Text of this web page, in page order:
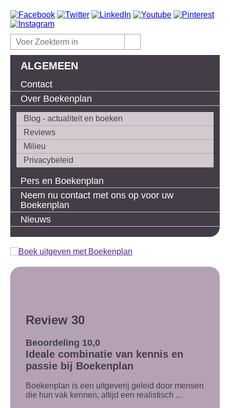
ALGEMEEN
Contact
Over Boekenplan
Blog - actualiteit en boeken
Reviews
Milieu
Privacybeleid
Pers en Boekenplan
Neem nu contact met ons op voor uw
Boekenplan
Nieuws
Review 30
Beoordeling 10,0
Ideale combinatie van kennis en
passie bij Boekenplan
Boekenplan is een uitgeverij geleid door mensen
die hun vak kennen, altijd een realistisch ...